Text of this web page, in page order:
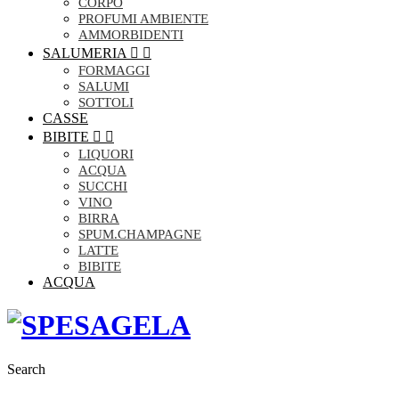
PROFUMI AMBIENTE
AMMORBIDENTI
SALUMERIA  
FORMAGGI
SALUMI
SOTTOLI
CASSE
BIBITE  
LIQUORI
ACQUA
SUCCHI
VINO
BIRRA
SPUM.CHAMPAGNE
LATTE
BIBITE
ACQUA
Search